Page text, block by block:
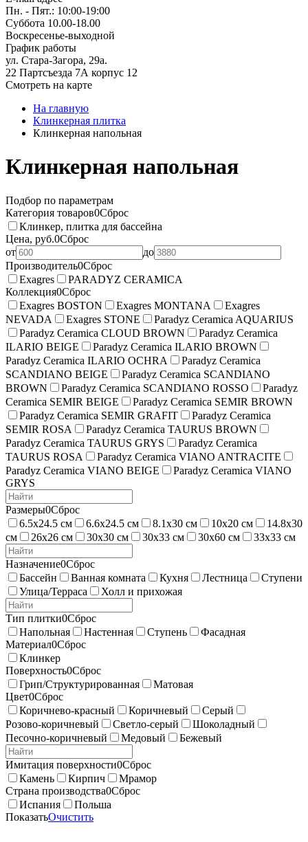
Пн. - Пят.: 10:00-19:00
Суббота 10.00-18.00
Воскресенье-выходной
График работы
ул. Стара-Загора, 29а.
22 Партсъезда 7А корпус 12
Смотреть на карте
На главную
Клинкерная плитка
Клинкерная напольная
Клинкерная напольная
Подбор по параметрам
Категория товаров0Сброс
Клинкер, плитка для бассейна
Цена, руб.0Сброс
от
до
Производитель0Сброс
Exagres
PARADYZ CERAMICA
Коллекция0Сброс
Exagres BOSTON
Exagres MONTANA
Exagres
NEVADA
Exagres STONE
Paradyz Ceramica AQUARIUS
Paradyz Ceramica CLOUD BROWN
Paradyz Ceramica
ILARIO BEIGE
Paradyz Ceramica ILARIO BROWN
Paradyz Ceramica ILARIO OCHRA
Paradyz Ceramica
SCANDIANO BEIGE
Paradyz Ceramica SCANDIANO
BROWN
Paradyz Ceramica SCANDIANO ROSSO
Paradyz
Ceramica SEMIR BEIGE
Paradyz Ceramica SEMIR BROWN
Paradyz Ceramica SEMIR GRAFIT
Paradyz Ceramica
SEMIR ROSA
Paradyz Ceramica TAURUS BROWN
Paradyz Ceramica TAURUS GRYS
Paradyz Ceramica
TAURUS ROSA
Paradyz Ceramica VIANO ANTRACITE
Paradyz Ceramica VIANO BEIGE
Paradyz Ceramica VIANO
GRYS
Размеры0Сброс
6.5х24.5 см
6.6х24.5 см 8.1х30 см 10х20 см
14.8х30
см
26х26 см 30х30 см 30х33 см 30х60 см 33х33 см
Назначение0Сброс
Бассейн
Ванная комната Кухня Лестница
Ступени
Улица/Терраса
Холл и прихожая
Тип плитки0Сброс
Напольная
Настенная Ступень
Фасадная
Материал0Сброс
Клинкер
Поверхность0Сброс
Грип/Структурированная
Матовая
Цвет0Сброс
Коричнево-красный
Коричневый
Серый
Розово-коричневый
Светло-серый
Шоколадный
Песочно-коричневый
Медовый Бежевый
Имитация поверхности0Сброс
Камень
Кирпич
Мрамор
Страна производства0Сброс
Испания
Польша
ПоказатьОчистить